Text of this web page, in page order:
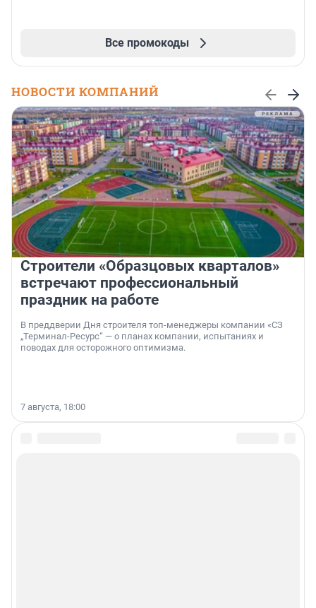
Все промокоды
НОВОСТИ КОМПАНИЙ
Строители «Образцовых кварталов»
встречают профессиональный
праздник на работе
В преддверии Дня строителя топ-менеджеры компании «СЗ
„Терминал-Ресурс“ — о планах компании, испытаниях и
поводах для осторожного оптимизма.
7 августа, 18:00